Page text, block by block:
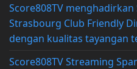
Score808TV
Strasbourg Club Friendly
dengan kualitas tayangan
Score808TV Streaming